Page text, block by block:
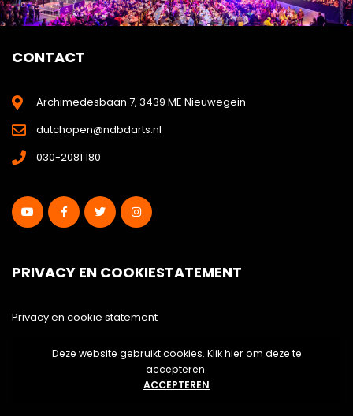
CONTACT
Archimedesbaan 7, 3439 ME Nieuwegein
dutchopen@ndbdarts.nl
030-2081 180
PRIVACY EN COOKIESTATEMENT
Privacy en cookie statement
DisclaimerDeze website gebruikt cookies. Klik hier om deze te
accepteren.
ACCEPTEREN